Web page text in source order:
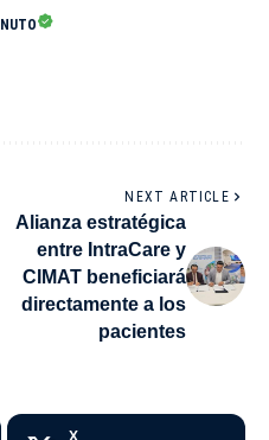
NEXT ARTICLE
Alianza estratégica
entre IntraCare y
CIMAT beneficiará
directamente a los
pacientes
X